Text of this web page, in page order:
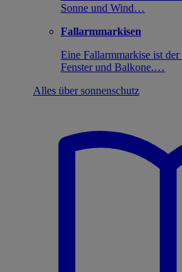
Sonne und Wind…
Fallarmmarkisen
Eine Fallarmmarkise ist
Fenster und Balkone.…
Alles über sonnenschutz